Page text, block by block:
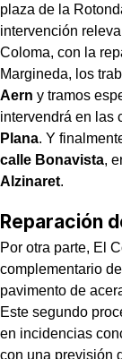
plaza de la
intervención
Coloma, con la
Margineda, los
Aern y tramos
intervendrá en las
Plana. Y
calle Bonavista,
Alzinaret.
Reparación
Por otra parte, El
complementario
pavimento de
Este segundo
en incidencias
con una previsión